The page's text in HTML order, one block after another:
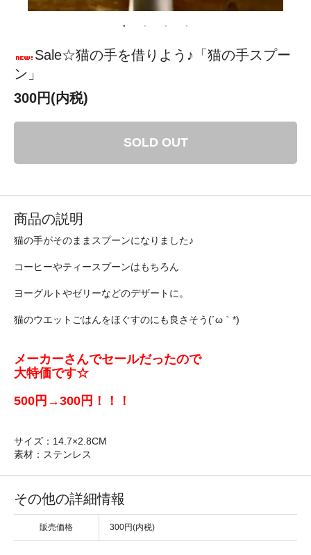
Sale☆猫の手を借りよう♪「猫の手スプー
ン」
300円(内税)
SOLD OUT
商品の説明
猫の手がそのままスプーンになりました♪
コーヒーやティースプーンはもちろん
ヨーグルトやゼリーなどのデザートに。
猫のウエットごはんをほぐすのにも良さそう(´ω｀*)
メーカーさんでセールだったので
大特価です☆
500円→300円！！！
サイズ：14.7×2.8CM
素材：ステンレス
その他の詳細情報
販売価格 300円(内税)